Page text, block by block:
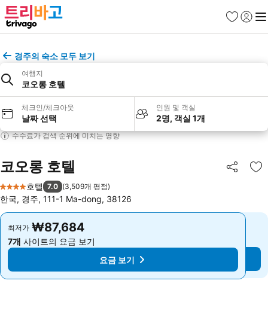
즐겨찾기
로그인
메
경주의 숙소 모두 보기
여행지
코오롱 호텔
체크인/체크아웃
날짜 선택
인원 및 객실
2명, 객실 1개
수수료가 검색 순위에 미치는 영향
코오롱 호텔 공유
즐
4 성급
호텔 7.0 (3,509개 평점)
한국, 경주, 111-1 Ma-dong, 38126
최저가 ₩87,684
7개 사이트의 요금 보기
요금 보기
최저가 ₩87,684
7개 사이트의 요금 보기
요금 보기